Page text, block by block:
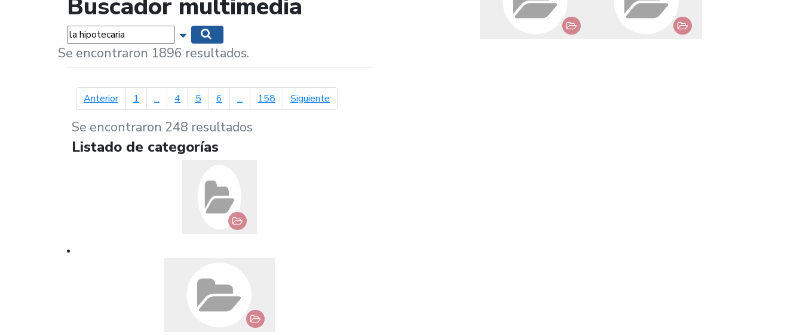
Buscador multimedia
Palabras... Mostrar opciones de búsqueda
Se encontraron 1896 resultados.
Anteriorpágina anterior
1 ... 4 5 6 ... 158 Siguiente
Se encontraron 248 resultados
Listado de categorías